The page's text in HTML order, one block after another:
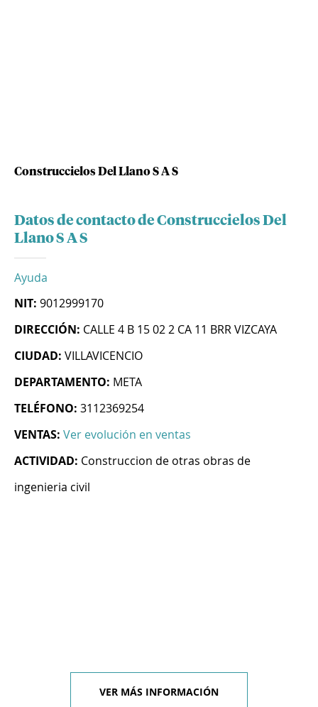
Construccielos Del Llano S A S
Datos de contacto de Construccielos Del
Llano S A S
Ayuda
NIT: 9012999170
DIRECCIÓN: CALLE 4 B 15 02 2 CA 11 BRR VIZCAYA
CIUDAD: VILLAVICENCIO
DEPARTAMENTO: META
TELÉFONO: 3112369254
VENTAS: Ver evolución en ventas
ACTIVIDAD: Construccion de otras obras de
ingenieria civil
VER MÁS INFORMACIÓN